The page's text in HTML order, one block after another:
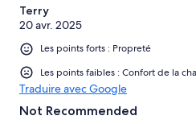
Terry
20 avr. 2025
Les points forts : Propreté
Les points faibles : Confort de la
Traduire avec Google
Not Recommended